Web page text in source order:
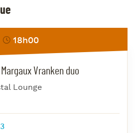
18h00
Vranken duo
Lounge